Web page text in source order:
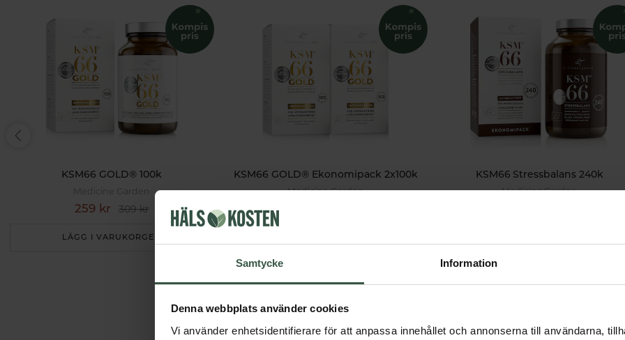
Samtycke Information
Denna webbplats använder cookies
Vi använder enhetsidentifierare för att anpassa innehållet och annonserna till användarna,
KSM66 GOLD® 100k
Medicine Garden
259 kr 309 kr
LÄGG I VARUKORGEN
KSM66 GOLD® Ekonomipack 2x100k
Medicine Garden
KSM66 Stressbalans 240k
Medicine Garden